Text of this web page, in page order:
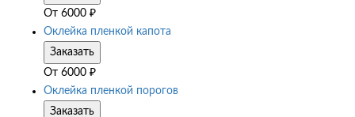
От 6000 ₽
Оклейка пленкой капота
Заказать
От 6000 ₽
Оклейка пленкой порогов
Заказать